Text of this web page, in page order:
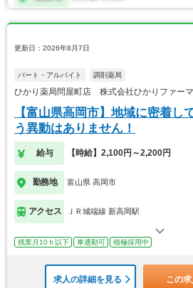
更新日：2026年8月7日
パート・アルバイト 調剤薬局
ひかり薬局問屋町店 株式会社ひかりファー
【富山県高岡市】地域に密着
う異動はありません！
給与 【時給】2,100円～2,200円
勤務地 富山県 高岡市
アクセス ＪＲ城端線 新高岡駅
残業月10ｈ以下 車通勤可 積極採用中
求人の詳細を見る この